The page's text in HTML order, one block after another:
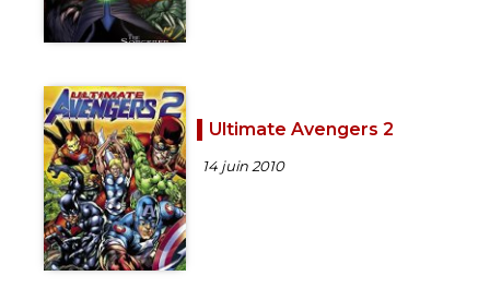
Ultimate Avengers 2
14 juin 2010